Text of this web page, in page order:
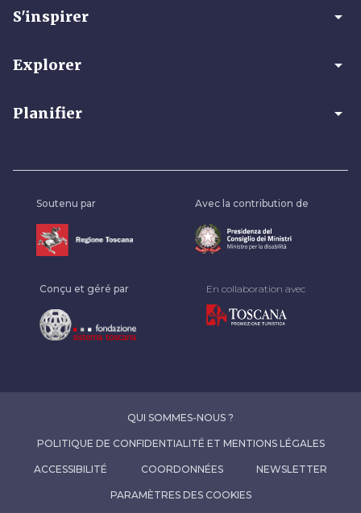
S'inspirer arrow_drop_down
Explorer arrow_drop_down
Planifier arrow_drop_down
Soutenu par Avec la contribution de
Conçu et géré par En collaboration avec
QUI SOMMES-NOUS ?
POLITIQUE DE CONFIDENTIALITÉ ET MENTIONS LÉGALES
ACCESSIBILITÉ COORDONNÉES NEWSLETTER
PARAMÈTRES DES COOKIES